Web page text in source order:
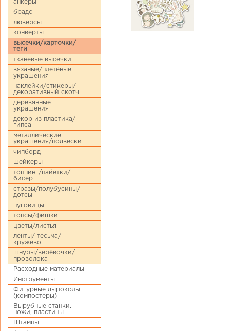
анкеры
брадс
люверсы
конверты
высечки/карточки/
теги
тканевые высечки
вязаные/плетёные
украшения
наклейки/стикеры/
декоративный скотч
деревянные
украшения
декор из пластика/
гипса
металлические
украшения/подвески
чипборд
шейкеры
топпинг/пайетки/
бисер
стразы/полубусины/
дотсы
пуговицы
топсы/фишки
цветы/листья
ленты/ тесьма/
кружево
шнуры/верёвочки/
проволока
Расходные материалы
Инструменты
Фигурные дыроколы
(компостеры)
Вырубные станки,
ножи, пластины
Штампы